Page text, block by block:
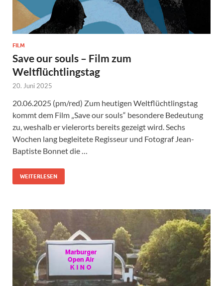
FILM
Save our souls – Film zum
Weltflüchtlingstag
20. Juni 2025
20.06.2025 (pm/red) Zum heutigen Weltflüchtlingstag
kommt dem Film „Save our souls“ besondere Bedeutung
zu, weshalb er vielerorts bereits gezeigt wird. Sechs
Wochen lang begleitete Regisseur und Fotograf Jean-
Baptiste Bonnet die …
WEITERLESEN